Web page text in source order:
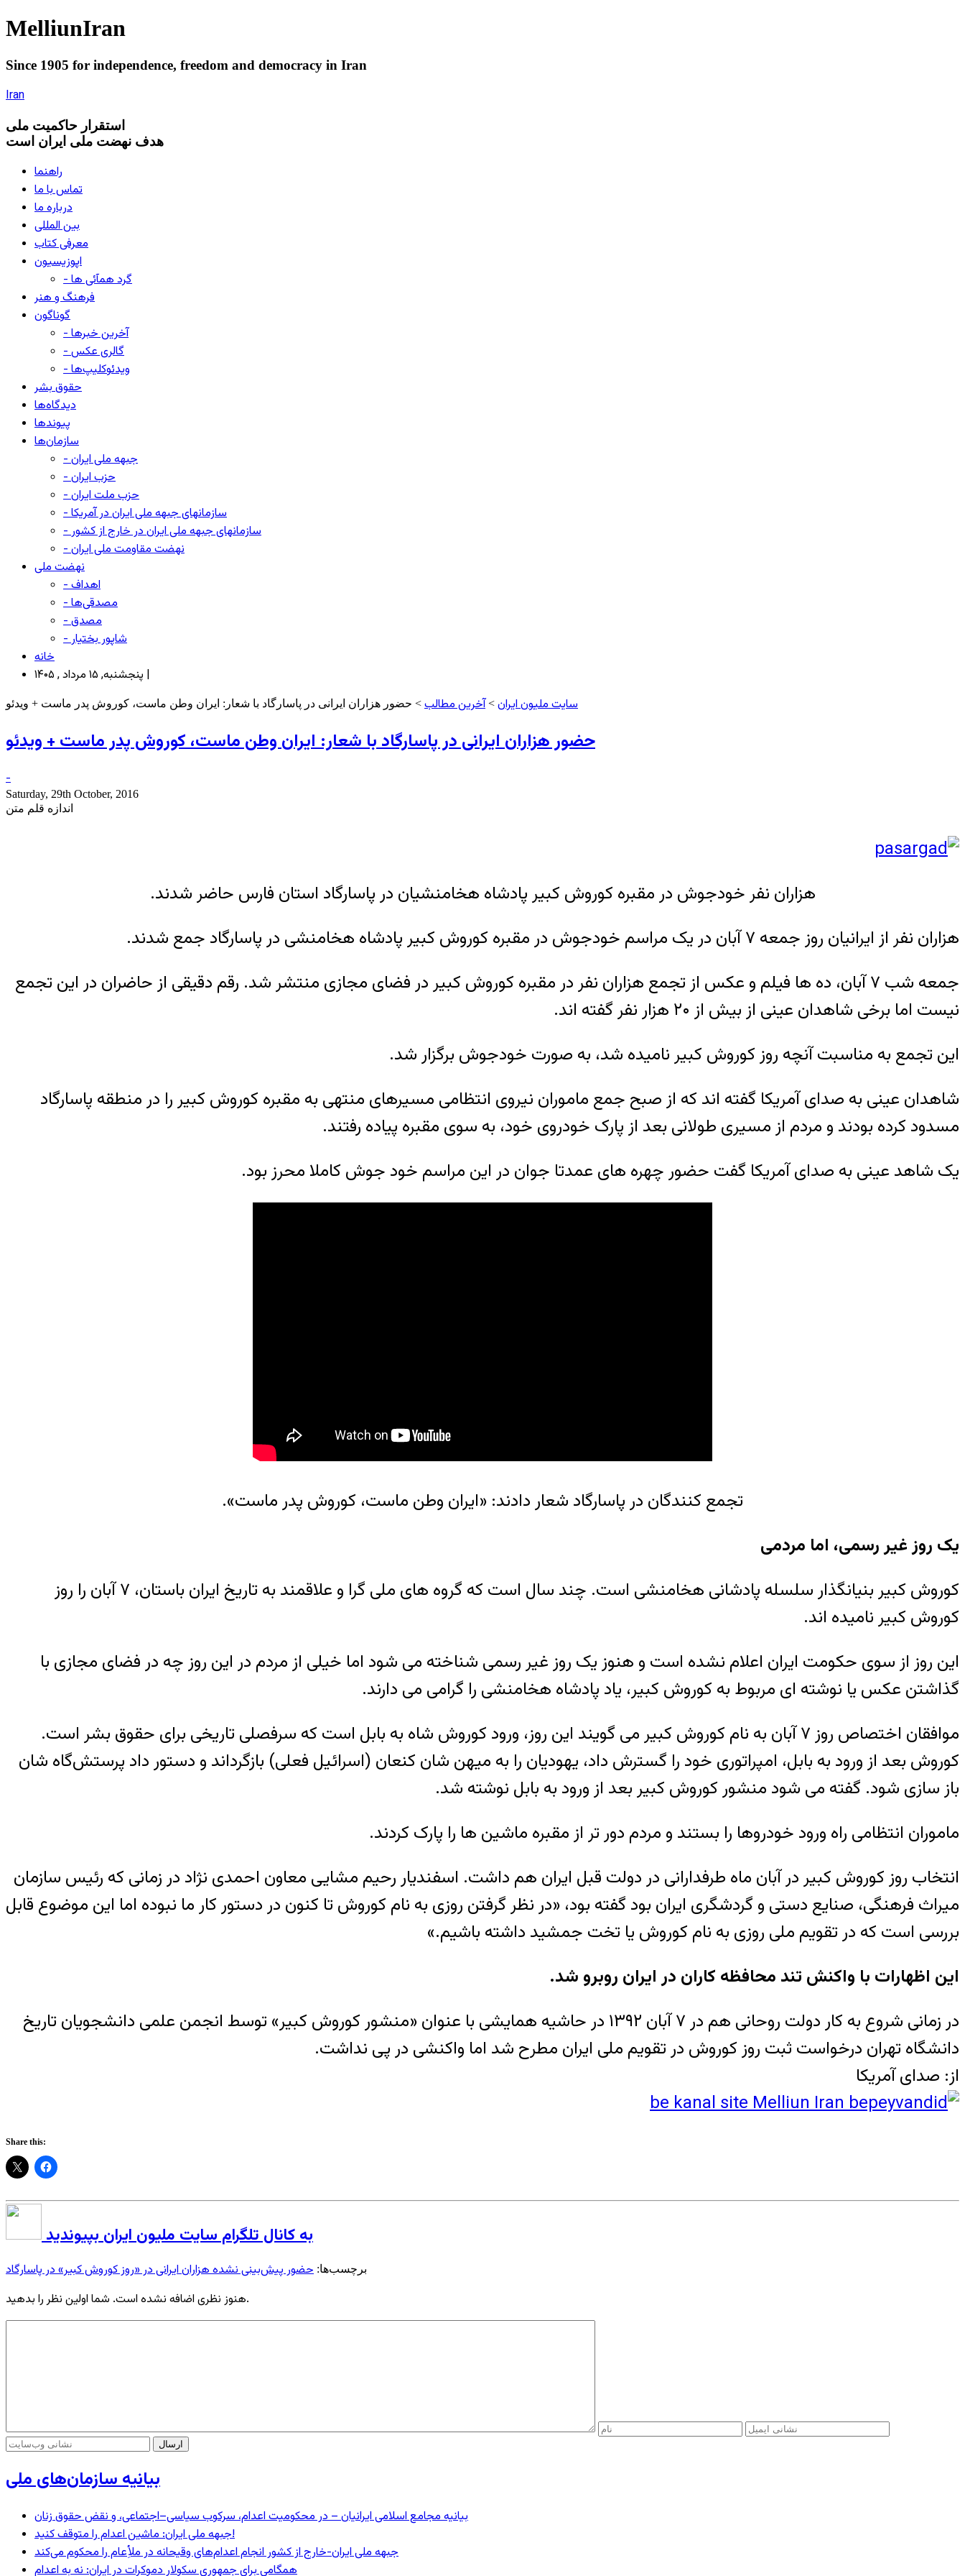
MelliunIran
Since 1905 for independence, freedom and democracy in Iran
Iran
استقرار حاکميت ملی
هدف نهضت ملی ایران است
راهنما
تماس با ما
درباره ما
بین المللی
معرفی کتاب
اپوزیسیون
- گرد همآئی ها
فرهنگ و هنر
گوناگون
- آخرین خبرها
- گالری عکس
- ویدئوکلیپ‌ها
حقوق بشر
دیدگاه‌ها
پیوندها
سازمان‌ها
- جبهه ملی ایران
- حزب ایران
- حزب ملت ایران
- سازمانهای جبهه ملی ایران در آمریکا
- سازمانهای جبهه ملی ایران در خارج از کشور
- نهضت مقاومت ملی ایران
نهضت ملی
- اهداف
- مصدقی‌ها
- مصدق
- شاپور بختیار
خانه
پنجشنبه, ۱۵ مرداد , ۱۴۰۵ |
سایت ملیون ایران >آخرین مطالب > حضور هزاران ایرانی در پاسارگاد با شعار: ایران وطن ماست، کوروش پدر ماست + ویدئو
حضور هزاران ایرانی در پاسارگاد با شعار: ایران وطن ماست، کوروش پدر ماست + ویدئو
-
Saturday, 29th October, 2016
اندازه قلم متن
هزاران نفر خودجوش در مقبره کوروش کبیر پادشاه هخامنشیان در پاسارگاد استان فارس حاضر شدند.
هزاران نفر از ایرانیان روز جمعه ۷ آبان در یک مراسم خودجوش در مقبره کوروش کبیر پادشاه هخامنشی در پاسارگاد جمع شدند.
جمعه شب ۷ آبان، ده ها فیلم و عکس از تجمع هزاران نفر در مقبره کوروش کبیر در فضای مجازی منتشر شد. رقم دقیقی از حاضران در این تجمع
نیست اما برخی شاهدان عینی از بیش از ۲۰ هزار نفر گفته اند.
این تجمع به مناسبت آنچه روز کوروش کبیر نامیده شد، به صورت خودجوش برگزار شد.
شاهدان عینی به صدای آمریکا گفته اند که از صبح جمع ماموران نیروی انتظامی مسیرهای منتهی به مقبره کوروش کبیر را در منطقه پاسارگاد
مسدود کرده بودند و مردم از مسیری طولانی بعد از پارک خودروی خود، به سوی مقبره پیاده رفتند.
یک شاهد عینی به صدای آمریکا گفت حضور چهره های عمدتا جوان در این مراسم خود جوش کاملا محرز بود.
تجمع کنندگان در پاسارگاد شعار دادند: «ایران وطن ماست، کوروش پدر ماست».
یک روز غیر رسمی، اما مردمی
کوروش کبیر بنیانگذار سلسله پادشانی هخامنشی است. چند سال است که گروه های ملی گرا و علاقمند به تاریخ ایران باستان، ۷ آبان را روز
کوروش کبیر نامیده اند.
این روز از سوی حکومت ایران اعلام نشده است و هنوز یک روز غیر رسمی شناخته می شود اما خیلی از مردم در این روز چه در فضای مجازی با
گذاشتن عکس یا نوشته ای مربوط به کوروش کبیر، یاد پادشاه هخامنشی را گرامی می دارند.
موافقان اختصاص روز ۷ آبان به نام کوروش کبیر می گویند این روز، ورود کوروش شاه به بابل است که سرفصلی تاریخی برای حقوق بشر است.
کوروش بعد از ورود به بابل، امپراتوری خود را گسترش داد، یهودیان را به میهن شان کنعان (اسرائیل فعلی)‌ بازگرداند و دستور داد پرستش‌گاه شان
باز سازی شود. گفته می شود منشور کوروش کبیر بعد از ورود به بابل نوشته شد.
ماموران انتظامی راه ورود خودروها را بستند و مردم دور تر از مقبره ماشین ها را پارک کردند.
انتخاب روز کوروش کبیر در آبان ماه طرفدارانی در دولت قبل ایران هم داشت. اسفندیار رحیم مشایی معاون احمدی نژاد در زمانی که رئیس سازمان
میراث فرهنگی، صنایع دستی و گردشگری ایران بود گفته بود، «در نظر گرفتن روزی به نام کوروش تا کنون در دستور کار ما نبوده اما این موضوع قابل
بررسی است که در تقویم ملی روزی به نام کوروش یا تخت جمشید داشته باشیم.»
این اظهارات با واکنش تند محافظه کاران در ایران روبرو شد.
در زمانی شروع به کار دولت روحانی هم در ۷ آبان ۱۳۹۲ در حاشیه همایشی با عنوان «منشور کوروش کبیر» توسط انجمن علمی دانشجویان تاریخ
دانشگاه تهران درخواست ثبت روز کوروش در تقویم ملی ایران مطرح شد اما واکنشی در پی نداشت.
از: صدای آمریکا
Share this:
به کانال تلگرام سایت ملیون ایران بپیوندید
برچسب‌ها: حضور پیش‌بینی نشده هزاران ایرانی در «روز کوروش کبیر» در پاسارگاد
هنوز نظری اضافه نشده است. شما اولین نظر را بدهید.
بیانیه سازمان‌های ملی
بیانیه مجامع اسلامی ایرانیان – در محکومیت اعدام، سرکوب سیاسی–اجتماعی، و نقض حقوق زنان
جبهه ملی ایران: ماشین اعدام را متوقف کنید!
جبهه ملی ایران-خارج از کشور انجام اعدام‌های وقیحانه در ملأِعام را محکوم می‌کند
همگامی برای جمهوری سکولار دموکرات در ایران: نه به اعدام